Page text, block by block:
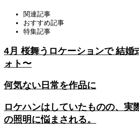
関連記事
おすすめ記事
特集記事
4月 桜舞うロケーションで 結婚
ォト〜
何気ない日常を作品に
ロケハンはしていたものの、実
の照明に悩まされる。